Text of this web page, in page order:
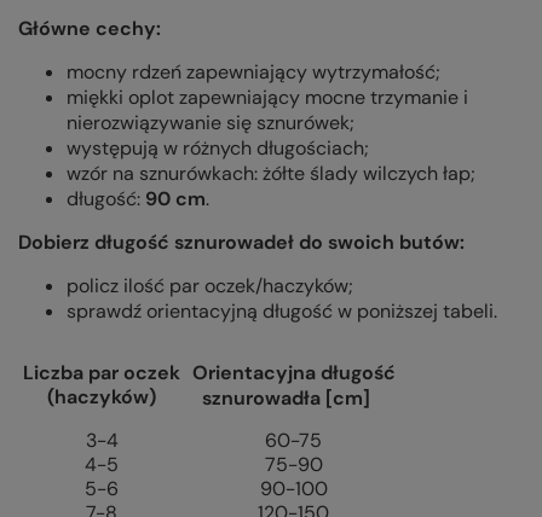
Główne cechy:
mocny rdzeń zapewniający wytrzymałość;
miękki oplot zapewniający mocne trzymanie i
nierozwiązywanie się sznurówek;
występują w różnych długościach;
wzór na sznurówkach: żółte ślady wilczych łap;
długość: 90 cm.
Dobierz długość sznurowadeł do swoich butów:
policz ilość par oczek/haczyków;
sprawdź orientacyjną długość w poniższej tabeli.
Liczba par oczek
(haczyków)
Orientacyjna długość
sznurowadła [cm]
3-4
60-75
4-5
75-90
5-6
90-100